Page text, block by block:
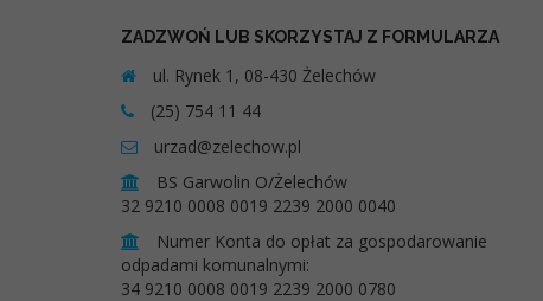
ZADZWOŃ LUB SKORZYSTAJ Z FORMULARZA
ul. Rynek 1, 08-430 Żelechów
(25) 754 11 44
urzad@zelechow.pl
BS Garwolin O/Żelechów
32 9210 0008 0019 2239 2000 0040
Numer Konta do opłat za gospodarowanie
odpadami komunalnymi:
34 9210 0008 0019 2239 2000 0780